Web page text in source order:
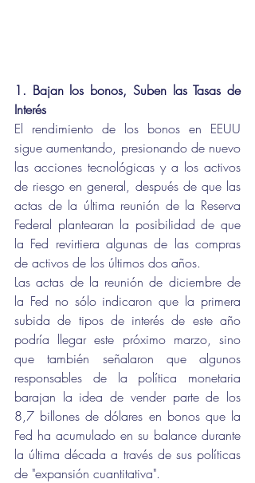
1. Bajan los bonos, Suben las Tasas de
Interés
El rendimiento de los bonos en EEUU
sigue aumentando, presionando de nuevo
las acciones tecnológicas y a los activos
de riesgo en general, después de que las
actas de la última reunión de la Reserva
Federal plantearan la posibilidad de que
la Fed revirtiera algunas de las compras
de activos de los últimos dos años.
Las actas de la reunión de diciembre de
la Fed no sólo indicaron que la primera
subida de tipos de interés de este año
podría llegar este próximo marzo, sino
que también señalaron que algunos
responsables de la política monetaria
barajan la idea de vender parte de los
8,7 billones de dólares en bonos que la
Fed ha acumulado en su balance durante
la última década a través de sus políticas
de "expansión cuantitativa".